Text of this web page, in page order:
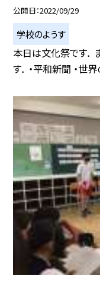
公開日 2022/09/29
学校のようす
本日は文化祭です．
す． ・平和新聞 ・世